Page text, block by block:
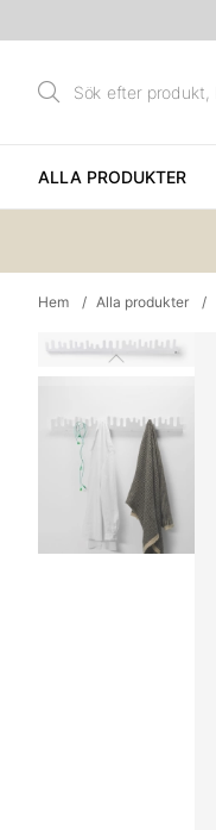
ALLA PRODUKTER
Hem Alla produkter
Produktbilder